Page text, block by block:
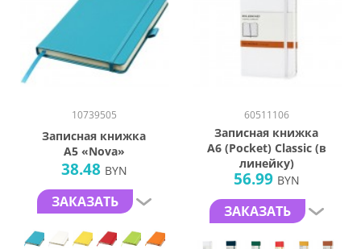
10739505
Записная книжка
А5 «Nova»
38.48 BYN
ЗАКАЗАТЬ
60511106
Записная книжка
А6 (Pocket) Classic (в
линейку)
56.99 BYN
ЗАКАЗАТЬ